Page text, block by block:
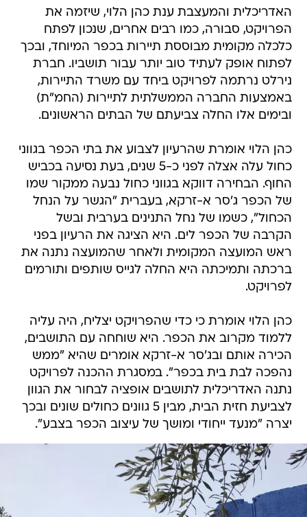
האדריכלית והמעצבת ענת כהן הלוי, שיזמה את
הפרויקט, סבורה, כמו רבים אחרים, שנכון לפתח
כלכלה מקומית מבוססת תיירות בכפר המיוחד, ובכך
לפתוח אופק לעתיד טוב יותר עבור תושביו. חברת
נירלט נרתמה לפרויקט ביחד עם משרד התיירות,
באמצעות החברה הממשלתית לתיירות (החמ"ת)
ובימים אלו החלה צביעתם של הבתים הראשונים.
כהן הלוי אומרת שהרעיון לצבוע את בתי הכפר בגווני
כחול עלה אצלה לפני כ-5 שנים, בעת נסיעה בכביש
החוף. הבחירה דווקא בגווני כחול נבעה ממקור שמו
של הכפר ג'סר א-זרקא, בעברית "הגשר על הנחל
הכחול", כשמו של נחל התנינים בערבית ובשל
הקרבה של הכפר לים. היא הציגה את הרעיון בפני
ראש המועצה המקומית ולאחר שהמועצה נתנה את
ברכתה ותמיכתה היא החלה לגייס שותפים ותורמים
לפרויקט.
כהן הלוי אומרת כי כדי שהפרויקט יצליח, היה עליה
ללמוד מקרוב את הכפר. היא שוחחה עם התושבים,
הכירה אותם ובג'סר א-זרקא אומרים שהיא "ממש
נהפכה לבת בית בכפר". במסגרת ההכנה לפרויקט
נתנה האדריכלית לתושבים אופציה לבחור את הגוון
לצביעת חזית הבית, מבין 5 גוונים כחולים שונים ובכך
יצרה "מנעד ייחודי ומושך של עיצוב הכפר בצבע".